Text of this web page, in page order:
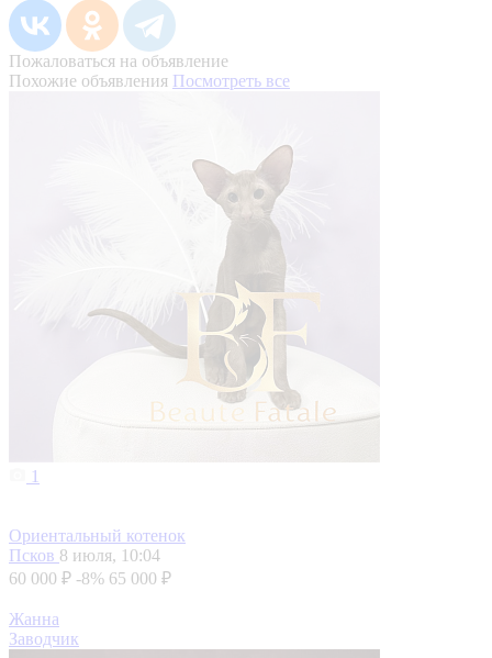
Пожаловаться на объявление
Похожие объявления Посмотреть все
1
Ориентальный котенок
Псков 8 июля, 10:04
60 000 ₽ -8% 65 000 ₽
Жанна
Заводчик